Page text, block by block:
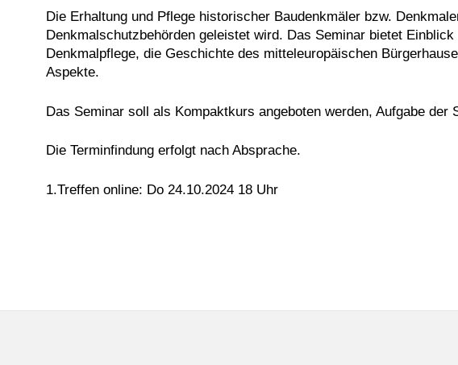
Die Erhaltung und Pflege historischer Baudenkmäler bzw.
Denkmalschutzbehörden geleistet wird. Das Seminar bietet
Denkmalpflege, die Geschichte des mitteleuropäischen
Aspekte.
Das Seminar soll als Kompaktkurs angeboten werden, Aufgabe
Die Terminfindung erfolgt nach Absprache.
1.Treffen online: Do 24.10.2024 18 Uhr